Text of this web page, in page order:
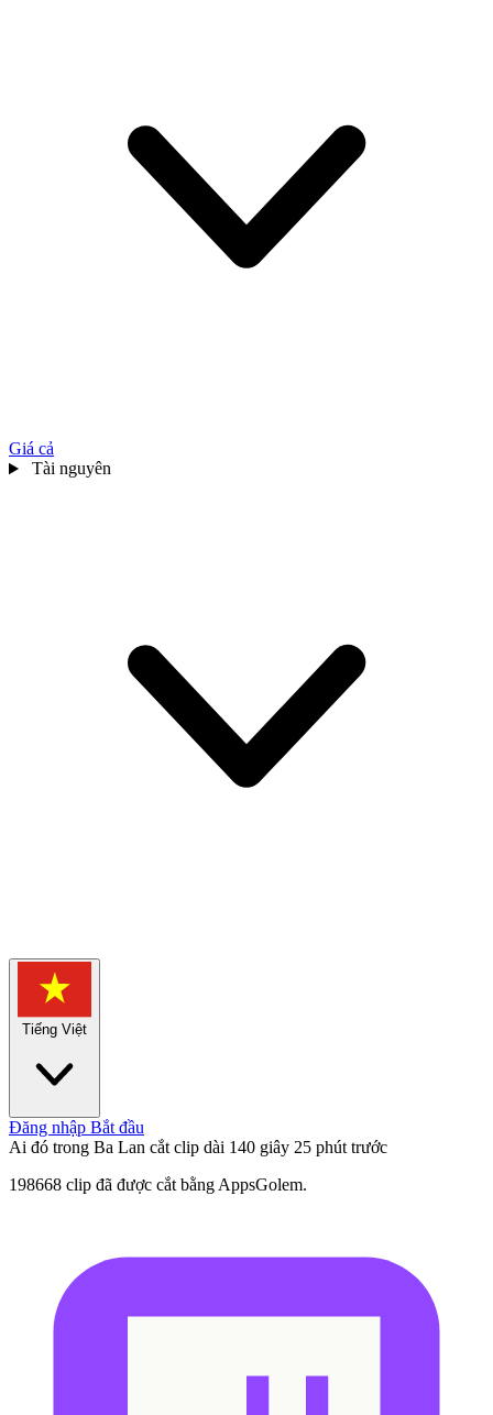
Giá cả
Tài nguyên
Tiếng Việt
Đăng nhập Bắt đầu
Ai đó trong Ba Lan cắt clip dài 140 giây 25 phút trước
198668 clip đã được cắt bằng AppsGolem.